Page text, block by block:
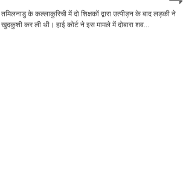
तमिलनाडु के कल्लाकुरिची में दो शिक्षकों द्वारा उत्पीड़न के बाद लड़की ने
खुदकुशी कर ली थी। हाई कोर्ट ने इस मामले में दोबारा शव...